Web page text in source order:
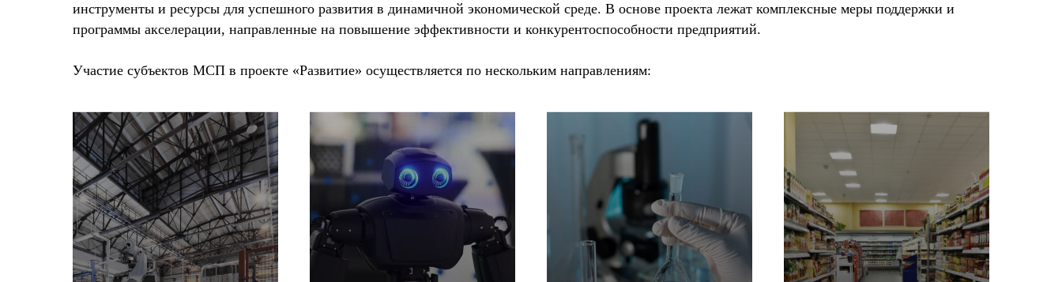
инструменты и ресурсы для успешного развития в динамичной экономической среде. В основе проекта лежат комплексные меры поддержки и
программы акселерации, направленные на повышение эффективности и конкурентоспособности предприятий.
Участие субъектов МСП в проекте «Развитие» осуществляется по нескольким направлениям: